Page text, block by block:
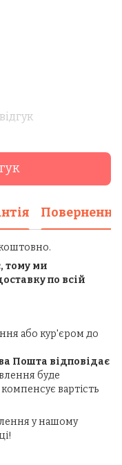
Повернення
тому ми
по всій
або кур'єром до
Пошта відповідає
буде
вартість
у нашому